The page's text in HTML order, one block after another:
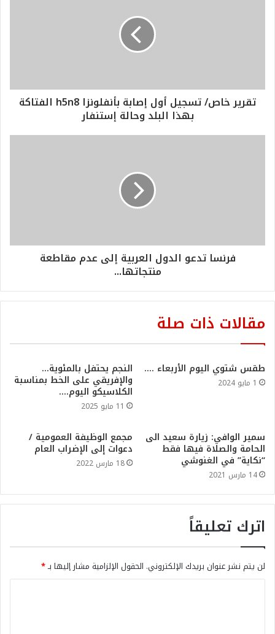
تقرير خاص/ تسجيل أول إصابة بأنفلونزا h5n8 الفتاكة
بهذا البلد وحالة إستنفار
فرنسا تدعو الدول العربية إلى عدم مقاطعة
منتجاتها...
مقالات ذات صلة
طقس شتوي اليوم الأربعاء ….
1 مايو 2024
النجم يحتفل بالمئوية…
والإفريقي على الخط بمناسبة
الكلاسيكو اليوم….
11 مايو 2025
سمير الوافي: زيارة سعيد الى
الحامة والصلاة فيها فقط
“نكاية” في الغنوشي
14 مارس 2021
مجمع الوظيفة العمومية /
دعوات إلى الإضراب العام
18 مارس 2022
اترك تعليقاً
لن يتم نشر عنوان بريدك الإلكتروني. الحقول الإلزامية مشار إليها بـ*